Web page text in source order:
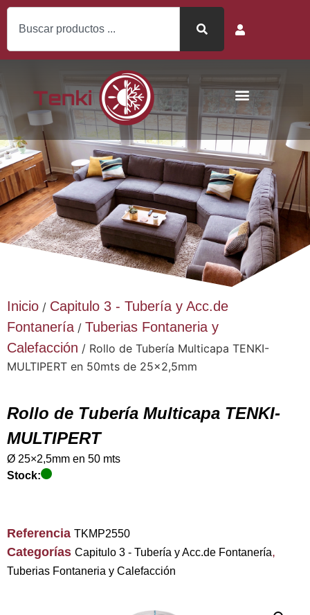
Inicio / Capitulo 3 - Tubería y Acc.de
Fontanería/ Tuberias Fontaneria y
Calefacción / Rollo de Tubería Multicapa TENKI-
MULTIPERT en 50mts de 25×2,5mm
Rollo de Tubería Multicapa TENKI-
MULTIPERT
Ø 25×2,5mm en 50 mts
Stock:
Referencia TKMP2550
Categorías Capitulo 3 - Tubería y Acc.de Fontanería,
Tuberias Fontaneria y Calefacción